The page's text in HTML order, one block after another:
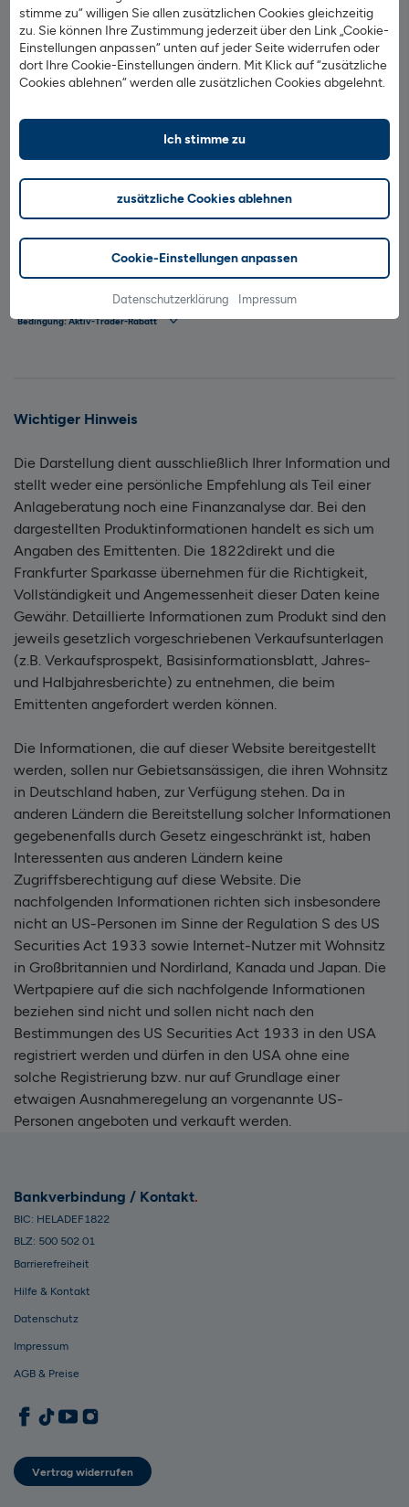
stimme zu“ willigen Sie allen zusätzlichen Cookies gleichzeitig
zu. Sie können Ihre Zustimmung jederzeit über den Link „Cookie-
Einstellungen anpassen“ unten auf jeder Seite widerrufen oder
dort Ihre Cookie-Einstellungen ändern. Mit Klick auf “zusätzliche
Cookies ablehnen“ werden alle zusätzlichen Cookies abgelehnt.
Ich stimme zu
zusätzliche Cookies ablehnen
Cookie-Einstellungen anpassen
Datenschutzerklärung Impressum
- Änderung kostenlos
- Verlängerung kostenlos
- Erteilung ohne Ausführung
kostenlos
Bitte beachten Sie auch die weiteren Preise im aktuellen
Preis- und Leistungsverzeichnis.
*Bedingung: Aktiv-Trader-Rabatt
Wichtiger Hinweis
Die Darstellung dient ausschließlich Ihrer Information und
stellt weder eine persönliche Empfehlung als Teil einer
Anlageberatung noch eine Finanzanalyse dar. Bei den
dargestellten Produktinformationen handelt es sich um
Angaben des Emittenten. Die 1822direkt und die
Frankfurter Sparkasse übernehmen für die Richtigkeit,
Vollständigkeit und Angemessenheit dieser Daten keine
Gewähr. Detaillierte Informationen zum Produkt sind den
jeweils gesetzlich vorgeschriebenen Verkaufsunterlagen
(z.B. Verkaufsprospekt, Basisinformationsblatt, Jahres-
und Halbjahresberichte) zu entnehmen, die beim
Emittenten angefordert werden können.
Die Informationen, die auf dieser Website bereitgestellt
werden, sollen nur Gebietsansässigen, die ihren Wohnsitz
in Deutschland haben, zur Verfügung stehen. Da in
anderen Ländern die Bereitstellung solcher Informationen
gegebenenfalls durch Gesetz eingeschränkt ist, haben
Interessenten aus anderen Ländern keine
Zugriffsberechtigung auf diese Website. Die
nachfolgenden Informationen richten sich insbesondere
nicht an US-Personen im Sinne der Regulation S des US
Securities Act 1933 sowie Internet-Nutzer mit Wohnsitz
in Großbritannien und Nordirland, Kanada und Japan. Die
Wertpapiere auf die sich nachfolgende Informationen
beziehen sind nicht und sollen nicht nach den
Bestimmungen des US Securities Act 1933 in den USA
registriert werden und dürfen in den USA ohne eine
solche Registrierung bzw. nur auf Grundlage einer
etwaigen Ausnahmeregelung an vorgenannte US-
Personen angeboten und verkauft werden.
Bankverbindung / Kontakt
BIC: HELADEF1822
BLZ: 500 502 01
Barrierefreiheit
Hilfe & Kontakt
Datenschutz
Impressum
AGB & Preise
1822direkt auf Facebook
1822direkt auf TikTok
1822direkt auf YouTube
1822direkt auf Instagram
Vertrag widerrufen